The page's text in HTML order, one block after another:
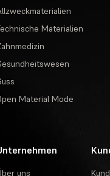
Materialien
Material Mode
uns